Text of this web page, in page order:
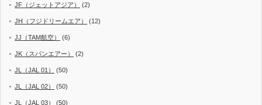
JF（ジェットアジア） (2)
JH（フジドリームエア） (12)
JJ（TAM航空） (6)
JK（スパンエアー） (2)
JL（JAL 01） (50)
JL（JAL 02） (50)
JL（JAL 03） (50)